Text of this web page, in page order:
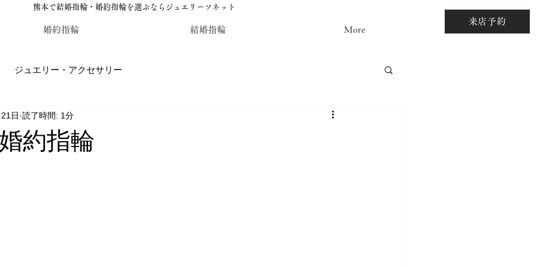
熊本で結婚指輪・婚約指輪を選ぶならジュエリーソネット
婚約指輪 結婚指輪 More
来店予約
ジュエリー・アクセサリー
・婚約指輪のジュエリーソネット熊本 カラーストーン・レアストーンルース
約指輪
日 読了時間: 1分